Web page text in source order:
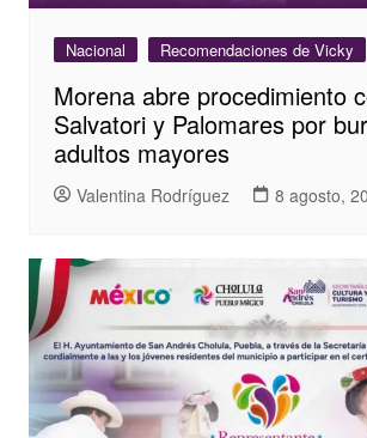
Nacional Recomendaciones de Vicky
Morena abre procedimiento
Salvatori y Palomares por
adultos mayores
Valentina Rodríguez 8 agosto,